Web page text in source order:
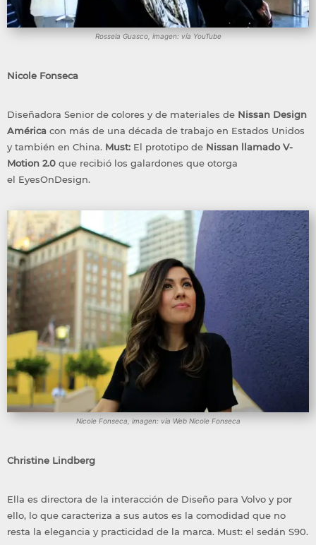
Rossela Guasco, imagen: vía YouTube
Nicole Fonseca
Diseñadora Senior de colores y de materiales de Nissan Design
América con más de una década de trabajo en Estados Unidos
y también en China. Must: El prototipo de Nissan llamado V-
Motion 2.0 que recibió los galardones que otorga
el EyesOnDesign.
Nicole Fonseca, imagen: vía Web Nicole Fonseca
Christine Lindberg
Ella es directora de la interacción de Diseño para Volvo y por
ello, lo que caracteriza a sus autos es la comodidad que no
resta la elegancia y practicidad de la marca. Must: el sedán S90.